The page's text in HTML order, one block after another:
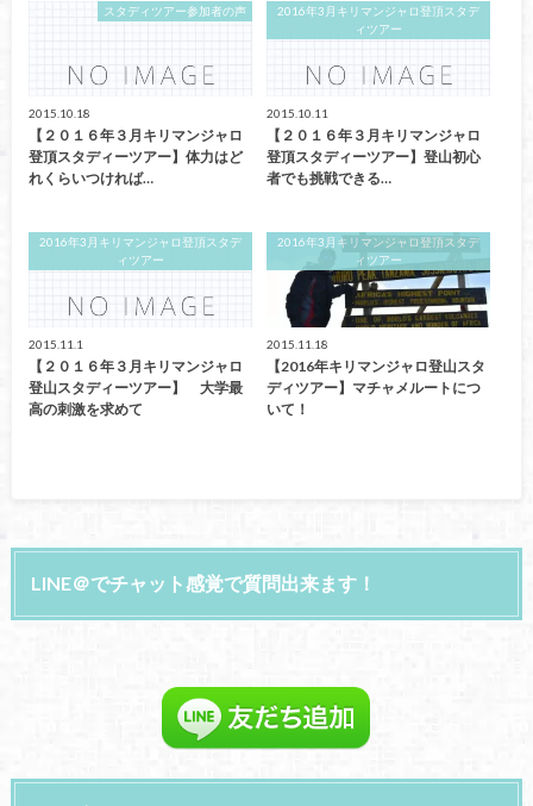
スタディツアー参加者の声
2015.10.18
【２０１６年３月キリマンジャロ
登頂スタディーツアー】体力はど
れくらいつければ…
2016年3月キリマンジャロ登頂スタデ
ィツアー
2015.10.11
【２０１６年３月キリマンジャロ
登頂スタディーツアー】登山初心
者でも挑戦できる…
2016年3月キリマンジャロ登頂スタデ
ィツアー
2015.11.1
【２０１６年３月キリマンジャロ
登山スタディーツアー】 大学最
高の刺激を求めて
2016年3月キリマンジャロ登頂スタデ
ィツアー
2015.11.18
【2016年キリマンジャロ登山スタ
ディツアー】マチャメルートにつ
いて！
LINE＠でチャット感覚で質問出来ます！